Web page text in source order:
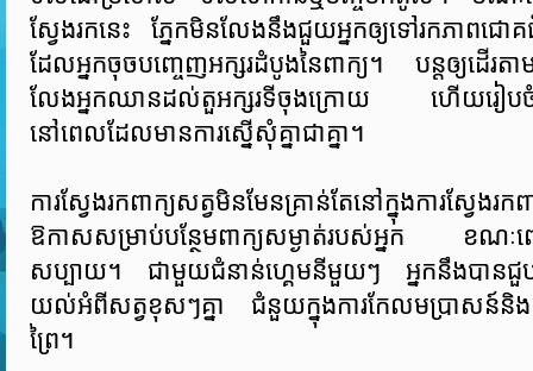
ស្វែងរកនេះ ភ្នែកមិនលែងនឹងជួយអ្នកឲ្យទៅរកភាព
ដែលអ្នកចុចបញ្ចេញអក្សរដំបូងនៃពាក្យ។ បន្តឲ្យដើរ
លែងអ្នកឈានដល់តួអក្សរទីចុងក្រោយ ហើយរៀបចំក
នៅពេលដែលមានការស្នើសុំគ្នាជាគ្នា។
ការស្វែងរកពាក្យសត្វមិនមែនគ្រាន់តែនៅក្នុងការស្វែ
ឱកាសសម្រាប់បន្ថែមពាក្យសម្ងាត់របស់អ្នក ខណៈព
សប្បាយ។ ជាមួយជំនាន់ហ្គេមនីមួយៗ អ្នកនឹងបានជួប
យល់អំពីសត្វខុសៗគ្នា ជំនួយក្នុងការកែលមប្រាសន៍និ
ព្រៃ។